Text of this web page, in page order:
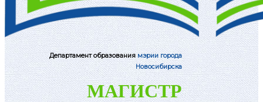
Департамент образованиямэрии города
Новосибирска
МАГИСТР